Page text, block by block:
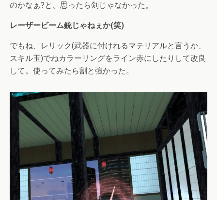
のかなぁ?と、思ったら剣じゃなかった。
レーザービーム銃じゃねぇか(笑)
でもね、レリック(武器に付けれるマテリアルと言うか、
スキル玉)でねカラーリングをライン赤にしたりして改良
して。使ってみたら割と強かった。